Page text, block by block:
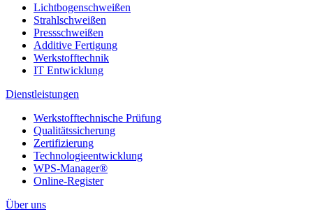
Lichtbogenschweißen
Strahlschweißen
Pressschweißen
Additive Fertigung
Werkstofftechnik
IT Entwicklung
Dienstleistungen
Werkstofftechnische Prüfung
Qualitätssicherung
Zertifizierung
Technologieentwicklung
WPS-Manager®
Online-Register
Über uns